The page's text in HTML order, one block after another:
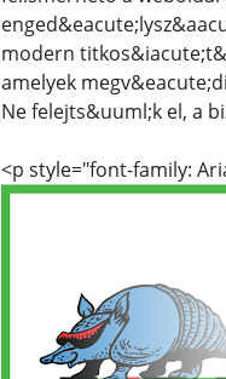
modern
amelyek
Ne felejts&uuml;k el, a
<p style="font-family: